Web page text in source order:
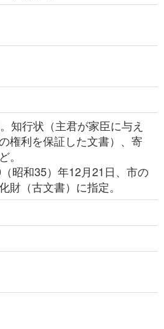
知行状（主君が家臣に与え
権利を保証した文書）、寄
。
昭和35）年12月21日、市の
財（古文書）に指定。